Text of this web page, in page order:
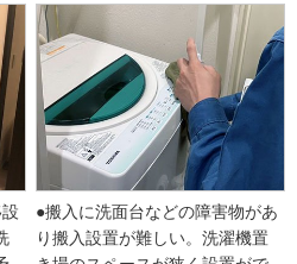
●搬入に洗面台などの障害物があ
り搬入設置が難しい。洗濯機置